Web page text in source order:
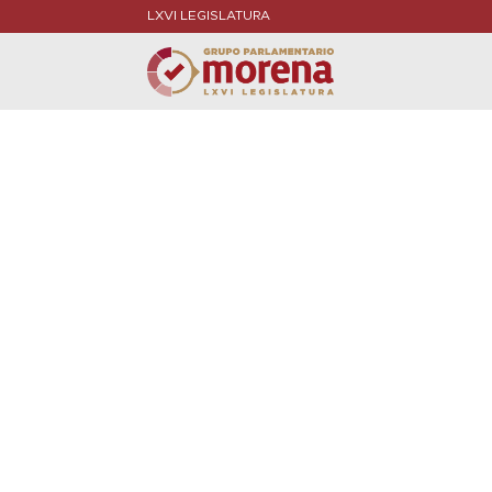
LXVI LEGISLATURA